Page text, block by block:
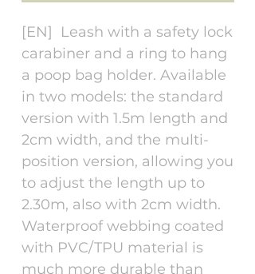
[EN] Leash with a safety lock
carabiner and a ring to hang
a poop bag holder. Available
in two models: the standard
version with 1.5m length and
2cm width, and the multi-
position version, allowing you
to adjust the length up to
2.30m, also with 2cm width.
Waterproof webbing coated
with PVC/TPU material is
much more durable than